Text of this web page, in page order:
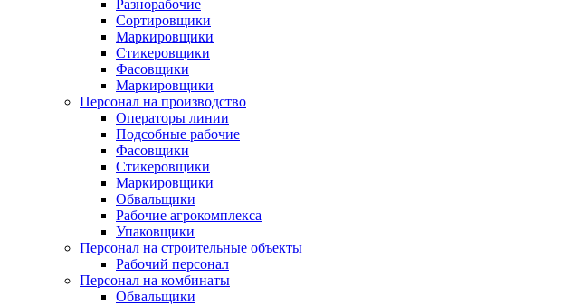
Разнорабочие
Сортировщики
Маркировщики
Стикеровщики
Фасовщики
Маркировщики
Персонал на производство
Операторы линии
Подсобные рабочие
Фасовщики
Стикеровщики
Маркировщики
Обвальщики
Рабочие агрокомплекса
Упаковщики
Персонал на строительные объекты
Рабочий персонал
Персонал на комбинаты
Обвальщики